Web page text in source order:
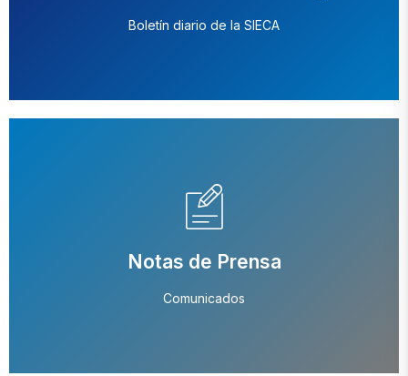
Boletín diario de la SIECA
Boletín Centroamérica Hoy
Boletín diario de la SIECA
Suscribirse aquí
Notas de Prensa
Comunicados